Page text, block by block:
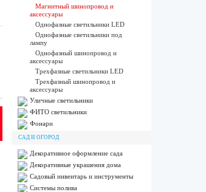
Магнитный шинопровод и
аксессуары
Однофазные светильники LED
Однофазные светильники под
лампу
Однофазный шинопровод и
аксессуары
Трехфазные светильники LED
Трехфазный шинопровод и
аксессуары
Уличные светильники
ФИТО светильники
Фонари
САД И ОГОРОД
Декоративное оформление сада
Декоративные украшения дома
Садовый инвентарь и инструменты
Системы полива